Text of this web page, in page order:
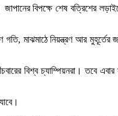
বিপক্ষে শেষ বত্রিশের
মাঝমাঠে নিয়ন্ত্রণ আর
বিশ্ব চ্যাম্পিয়নরা। তবে